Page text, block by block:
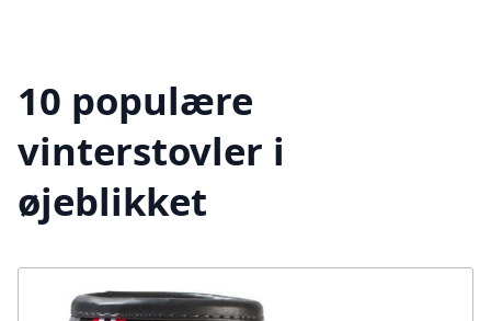
10 populære
vinterstovler i
øjeblikket